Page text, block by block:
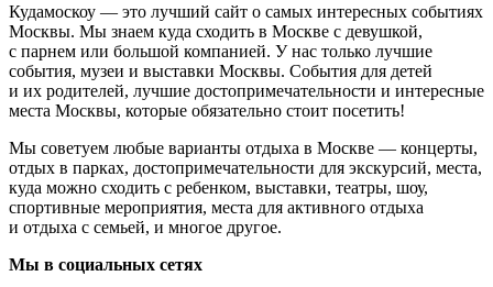
Кудамоскоу — это лучший сайт о самых интересных событиях
Москвы. Мы знаем куда сходить в Москве с девушкой,
с парнем или большой компанией. У нас только лучшие
события, музеи и выставки Москвы. События для детей
и их родителей, лучшие достопримечательности и интересные
места Москвы, которые обязательно стоит посетить!
Мы советуем любые варианты отдыха в Москве — концерты,
отдых в парках, достопримечательности для экскурсий, места,
куда можно сходить с ребенком, выставки, театры, шоу,
спортивные мероприятия, места для активного отдыха
и отдыха с семьей, и многое другое.
Мы в социальных сетях